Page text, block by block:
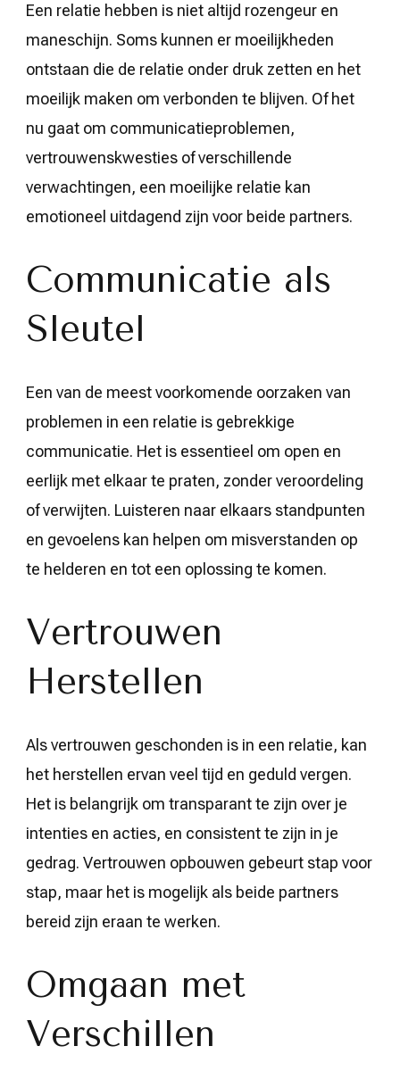
Een relatie hebben is niet altijd rozengeur en
maneschijn. Soms kunnen er moeilijkheden
ontstaan die de relatie onder druk zetten en het
moeilijk maken om verbonden te blijven. Of het
nu gaat om communicatieproblemen,
vertrouwenskwesties of verschillende
verwachtingen, een moeilijke relatie kan
emotioneel uitdagend zijn voor beide partners.
Communicatie als
Sleutel
Een van de meest voorkomende oorzaken van
problemen in een relatie is gebrekkige
communicatie. Het is essentieel om open en
eerlijk met elkaar te praten, zonder veroordeling
of verwijten. Luisteren naar elkaars standpunten
en gevoelens kan helpen om misverstanden op
te helderen en tot een oplossing te komen.
Vertrouwen
Herstellen
Als vertrouwen geschonden is in een relatie, kan
het herstellen ervan veel tijd en geduld vergen.
Het is belangrijk om transparant te zijn over je
intenties en acties, en consistent te zijn in je
gedrag. Vertrouwen opbouwen gebeurt stap voor
stap, maar het is mogelijk als beide partners
bereid zijn eraan te werken.
Omgaan met
Verschillen